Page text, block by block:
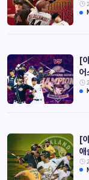
[
어
[
애